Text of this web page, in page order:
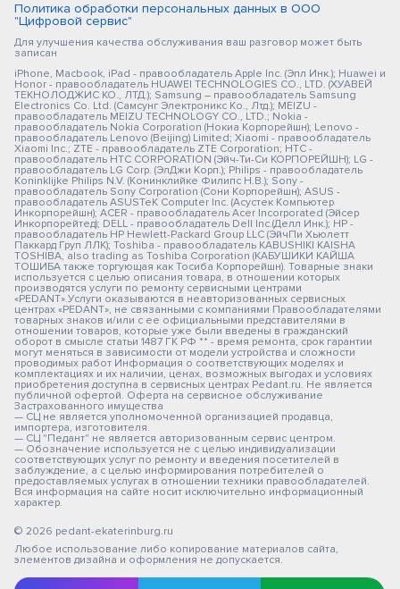
Политика обработки персональных данных в ООО
"Цифровой сервис"
Для улучшения качества обслуживания ваш разговор может быть
записан
iPhone, Macbook, iPad - правообладатель Apple Inc. (Эпл Инк.); Huawei и
Honor - правообладатель HUAWEI TECHNOLOGIES CO., LTD. (ХУАВЕЙ
ТЕКНОЛОДЖИС КО., ЛТД.); Samsung – правообладатель Samsung
Electronics Co. Ltd. (Самсунг Электроникс Ко., Лтд.); MEIZU -
правообладатель MEIZU TECHNOLOGY CO., LTD.; Nokia -
правообладатель Nokia Corporation (Нокиа Корпорейшн); Lenovo -
правообладатель Lenovo (Beijing) Limited; Xiaomi - правообладатель
Xiaomi Inc.; ZTE - правообладатель ZTE Corporation; HTC -
правообладатель HTC CORPORATION (Эйч-Ти-Си КОРПОРЕЙШН); LG -
правообладатель LG Corp. (ЭлДжи Корп.); Philips - правообладатель
Koninklijke Philips N.V. (Конинклийке Филипс Н.В.); Sony -
правообладатель Sony Corporation (Сони Корпорейшн); ASUS -
правообладатель ASUSTeK Computer Inc. (Асустек Компьютер
Инкорпорейшн); ACER - правообладатель Acer Incorporated (Эйсер
Инкорпорейтед); DELL - правообладатель Dell Inc.(Делл Инк.); HP -
правообладатель HP Hewlett-Packard Group LLC (ЭйчПи Хьюлетт
Паккард Груп ЛЛК); Toshiba - правообладатель KABUSHIKI KAISHA
TOSHIBA, also trading as Toshiba Corporation (КАБУШИКИ КАЙША
ТОШИБА также торгующая как Тосиба Корпорейшн). Товарные знаки
используется с целью описания товара, в отношении которых
производятся услуги по ремонту сервисными центрами
«PEDANT».Услуги оказываются в неавторизованных сервисных
центрах «PEDANT», не связанными с компаниями Правообладателями
товарных знаков и/или с ее официальными представителями в
отношении товаров, которые уже были введены в гражданский
оборот в смысле статьи 1487 ГК РФ ** - время ремонта, срок гарантии
могут меняться в зависимости от модели устройства и сложности
проводимых работ Информация о соответствующих моделях и
комплектациях и их наличии, ценах, возможных выгодах и условиях
приобретения доступна в сервисных центрах Pedant.ru. Не является
публичной офертой. Оферта на сервисное обслуживание
Застрахованного имущества
— СЦ не является уполномоченной организацией продавца,
импортера, изготовителя.
— СЦ "Педант" не является авторизованным сервис центром.
— Обозначение используется не с целью индивидуализации
соответствующих услуг по ремонту и введения посетителей в
заблуждение, а с целью информирования потребителей о
предоставляемых услугах в отношении техники правообладателей.
Вся информация на сайте носит исключительно информационный
характер.
© 2026 pedant-ekaterinburg.ru
Любое использование либо копирование материалов сайта,
элементов дизайна и оформления не допускается.